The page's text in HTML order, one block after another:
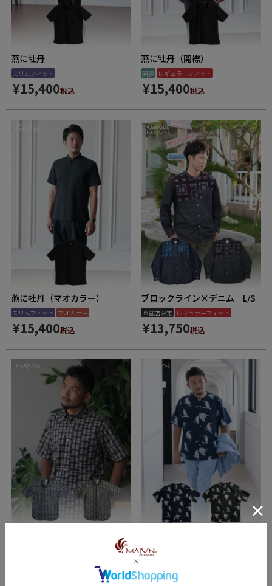
燕に牡丹
スリムフィット
¥15,400税込
燕に牡丹（開襟）
開襟 レギュラーフィット
¥15,400税込
燕に牡丹（マオカラー）
スリムフィット マオカラー
¥15,400税込
ブロックライン×デニム L/S
直営店限定 レギュラーフィット
¥13,750税込
のところ
レギュラーフィット
¥